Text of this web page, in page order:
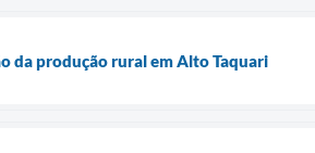
da produção rural em Alto Taquari